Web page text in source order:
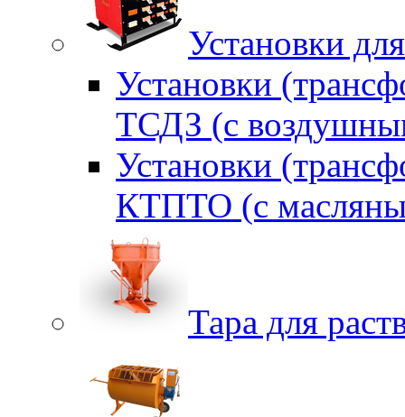
Установки
Установки
ТСДЗ (c
Установки
КТПТО (c
Тара для